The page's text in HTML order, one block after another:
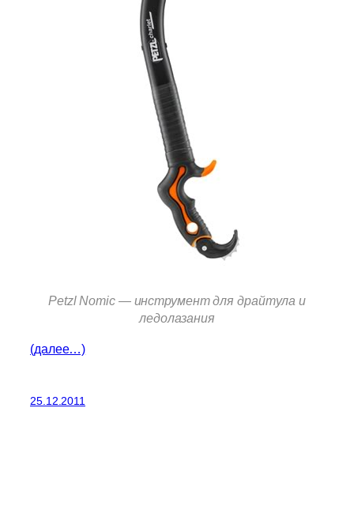
Petzl Nomic — инструмент для драйтула и
ледолазания
(далее…)
25.12.2011